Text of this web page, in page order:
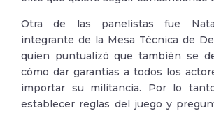
Otra de las panelistas fue
integrante de la Mesa Técnica de
quien puntualizó que también se
cómo dar garantías a todos los
importar su militancia. Por lo
establecer reglas del juego y